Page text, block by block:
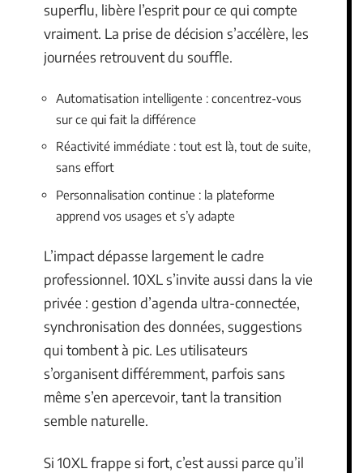
superflu, libère l’esprit pour ce qui compte
vraiment. La prise de décision s’accélère, les
journées retrouvent du souffle.
Automatisation intelligente : concentrez-vous
sur ce qui fait la différence
Réactivité immédiate : tout est là, tout de suite,
sans effort
Personnalisation continue : la plateforme
apprend vos usages et s’y adapte
L’impact dépasse largement le cadre
professionnel. 10XL s’invite aussi dans la vie
privée : gestion d’agenda ultra-connectée,
synchronisation des données, suggestions
qui tombent à pic. Les utilisateurs
s’organisent différemment, parfois sans
même s’en apercevoir, tant la transition
semble naturelle.
Si 10XL frappe si fort, c’est aussi parce qu’il